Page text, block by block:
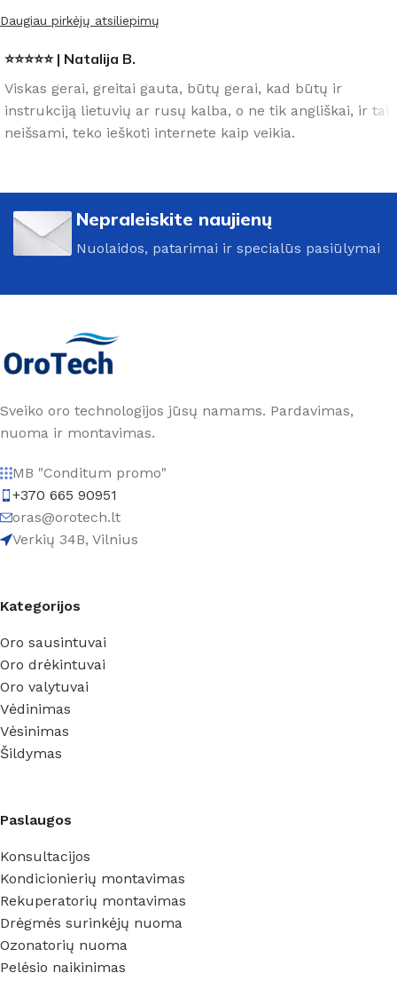
Daugiau pirkėjų atsiliepimų
⭐⭐⭐⭐⭐ | Natalija B.
Viskas gerai, greitai gauta, būtų gerai, kad būtų ir
instrukciją lietuvių ar rusų kalba, o ne tik angliškai, ir tai
neišsami, teko ieškoti internete kaip veikia.
Nepraleiskite naujienų
Nuolaidos, patarimai ir specialūs pasiūlymai
Sveiko oro technologijos jūsų namams. Pardavimas,
nuoma ir montavimas.
MB "Conditum promo"
+370 665 90951
oras@orotech.lt
Verkių 34B, Vilnius
Kategorijos
Oro sausintuvai
Oro drėkintuvai
Oro valytuvai
Vėdinimas
Vėsinimas
Šildymas
Paslaugos
Konsultacijos
Kondicionierių montavimas
Rekuperatorių montavimas
Drėgmės surinkėjų nuoma
Ozonatorių nuoma
Pelėsio naikinimas